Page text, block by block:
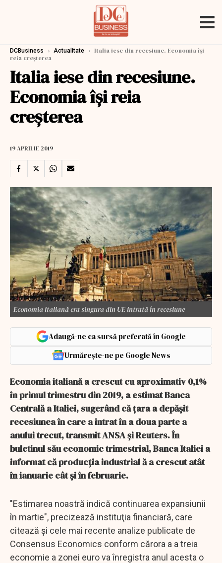
DCBusiness › Actualitate › Italia iese din recesiune. Economia își
reia creșterea
Italia iese din recesiune.
Economia își reia
creșterea
19 APRILIE 2019
Economia italiană era singura din UE intrată în recesiune
Adaugă-ne ca sursă preferată în Google
Urmărește-ne pe Google News
Economia italiană a crescut cu aproximativ 0,1%
în primul trimestru din 2019, a estimat Banca
Centrală a Italiei, sugerând că ţara a depăşit
recesiunea în care a intrat în a doua parte a
anului trecut, transmit ANSA şi Reuters. În
buletinul său economic trimestrial, Banca Italiei a
informat că producţia industrial ă a crescut atât
în ianuarie cât şi în februarie.
"Estimarea noastră indică continuarea expansiunii
în martie", precizează instituţia financiară, care
citează şi cele mai recente analize publicate de
Consensus Economics conform cărora a a treia
economie a zonei euro va înregistra anul acesta o